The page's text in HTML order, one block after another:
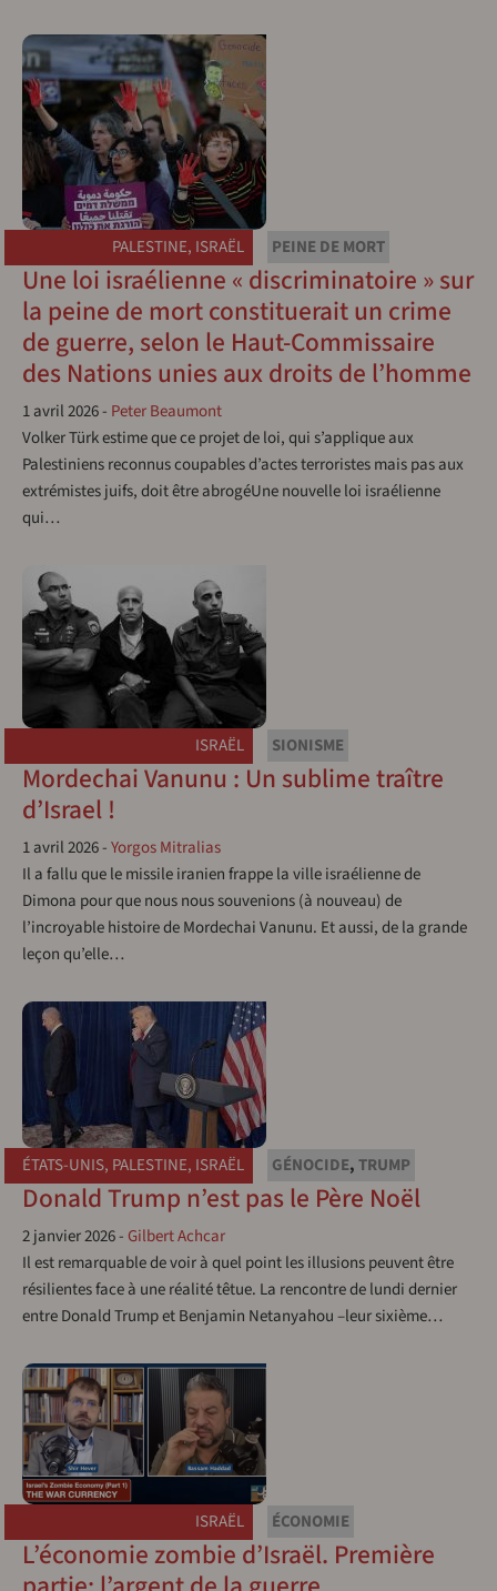
PALESTINE, ISRAËL PEINE DE MORT
Une loi israélienne « discriminatoire » sur
la peine de mort constituerait un crime
de guerre, selon le Haut-Commissaire
des Nations unies aux droits de l’homme
1 avril 2026- Peter Beaumont
Volker Türk estime que ce projet de loi, qui s’applique aux
Palestiniens reconnus coupables d’actes terroristes mais pas aux
extrémistes juifs, doit être abrogéUne nouvelle loi israélienne
qui…
ISRAËL SIONISME
Mordechai Vanunu : Un sublime traître
d’Israel !
1 avril 2026-Yorgos Mitralias
Il a fallu que le missile iranien frappe la ville israélienne de
Dimona pour que nous nous souvenions (à nouveau) de
l’incroyable histoire de Mordechai Vanunu. Et aussi, de la grande
leçon qu’elle…
ÉTATS-UNIS, PALESTINE, ISRAËL GÉNOCIDE,TRUMP
Donald Trump n’est pas le Père Noël
2 janvier 2026- Gilbert Achcar
Il est remarquable de voir à quel point les illusions peuvent être
résilientes face à une réalité têtue. La rencontre de lundi dernier
entre Donald Trump et Benjamin Netanyahou –leur sixième…
ISRAËL ÉCONOMIE
L’économie zombie d’Israël. Première